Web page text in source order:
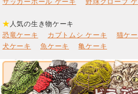
★ 人気の生き物ケーキ
恐竜ケーキ
カブトムシ ケーキ
猫ケ
犬ケーキ
魚ケーキ 亀ケーキ